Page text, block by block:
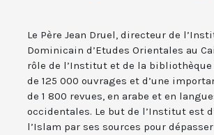
Le Père Jean Druel, directeur de
Dominicain d’Etudes Orientales au
rôle de l’Institut et de la
de 125 000 ouvrages et d’une
de 1 800 revues, en arabe et en
occidentales. Le but de l’Institut est
l’Islam par ses sources pour